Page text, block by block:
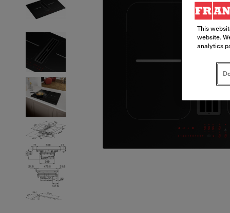
This
website.
analytics